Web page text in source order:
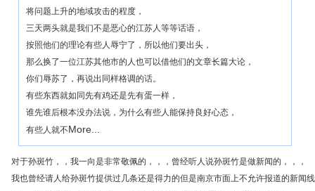
将问题上升的地域攻击的程度，
三天两头就是我们不是恶心的江苏人等等话语，
按照他们的理论有些人辱宁了，所以他们要出头，
那么换了一位江苏其他市的人也可以借他们的文章长篇大论，
你们辱苏了，再说出同样格调的话。
有些东西就如同先有鸡还是先有蛋一样，
谁先谁后根本没办法说，为什么有些人能保持良好心态，
有些人就不More...
对于孙斑竹，，我一向是非常敬佩的，，，曾经听人说孙斑竹是做新闻的，，，
我也曾经请人给孙斑竹提供过几条还是得力的但是南京市面上不允许报道的新闻线